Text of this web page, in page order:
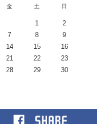
金 土 日
1
2
7 8
9
14 15
16
21 22
23
28 29
30